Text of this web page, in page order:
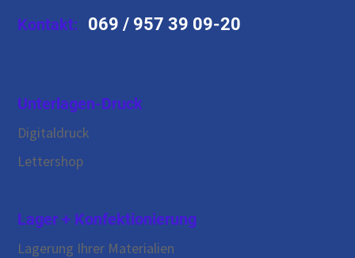
Lager + Konfektionierung
Lagerung Ihrer Materialien
Unterlagen-Druck
Digitaldruck
Lettershop
Kontakt: 069 / 957 39 09-20